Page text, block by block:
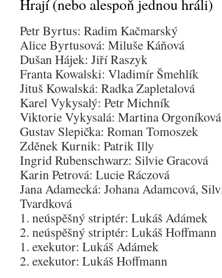
Hrají (nebo alespoň jednou hráli)
Petr Byrtus: Radim Kačmarský
Alice Byrtusová: Miluše Káňová
Dušan Hájek: Jiří Raszyk
Franta Kowalski: Vladimír Šmehlík
Jituš Kowalská: Radka Zapletalová
Karel Vykysalý: Petr Michník
Viktorie Vykysalá: Martina Orgoníková
Gustav Slepička: Roman Tomoszek
Zděnek Kurnik: Patrik Illy
Ingrid Rubenschwarz: Silvie Gracová
Karin Petrová: Lucie Ráczová
Jana Adamecká: Johana Adamcová,
Tvardková
1. neúspěšný striptér: Lukáš Adámek
2. neúspěšný striptér: Lukáš Hoffmann
1. exekutor: Lukáš Adámek
2. exekutor: Lukáš Hoffmann